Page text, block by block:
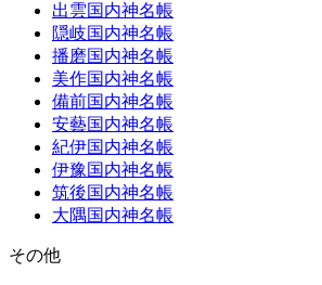
出雲国内神名帳
隠岐国内神名帳
播磨国内神名帳
美作国内神名帳
備前国内神名帳
安藝国内神名帳
紀伊国内神名帳
伊豫国内神名帳
筑後国内神名帳
大隅国内神名帳
その他